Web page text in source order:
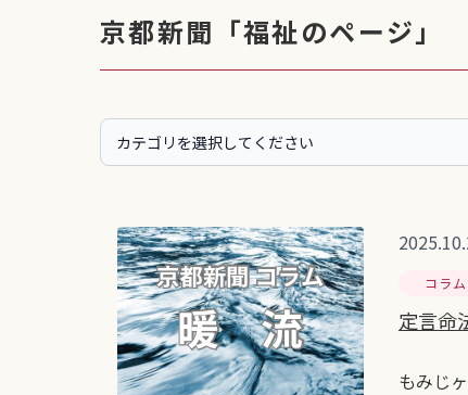
京都新聞「福祉のページ」
コラム
定言命
もみじ